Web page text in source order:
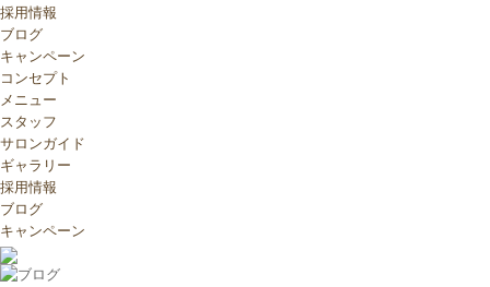
採用情報
ブログ
キャンペーン
コンセプト
メニュー
スタッフ
サロンガイド
ギャラリー
採用情報
ブログ
キャンペーン